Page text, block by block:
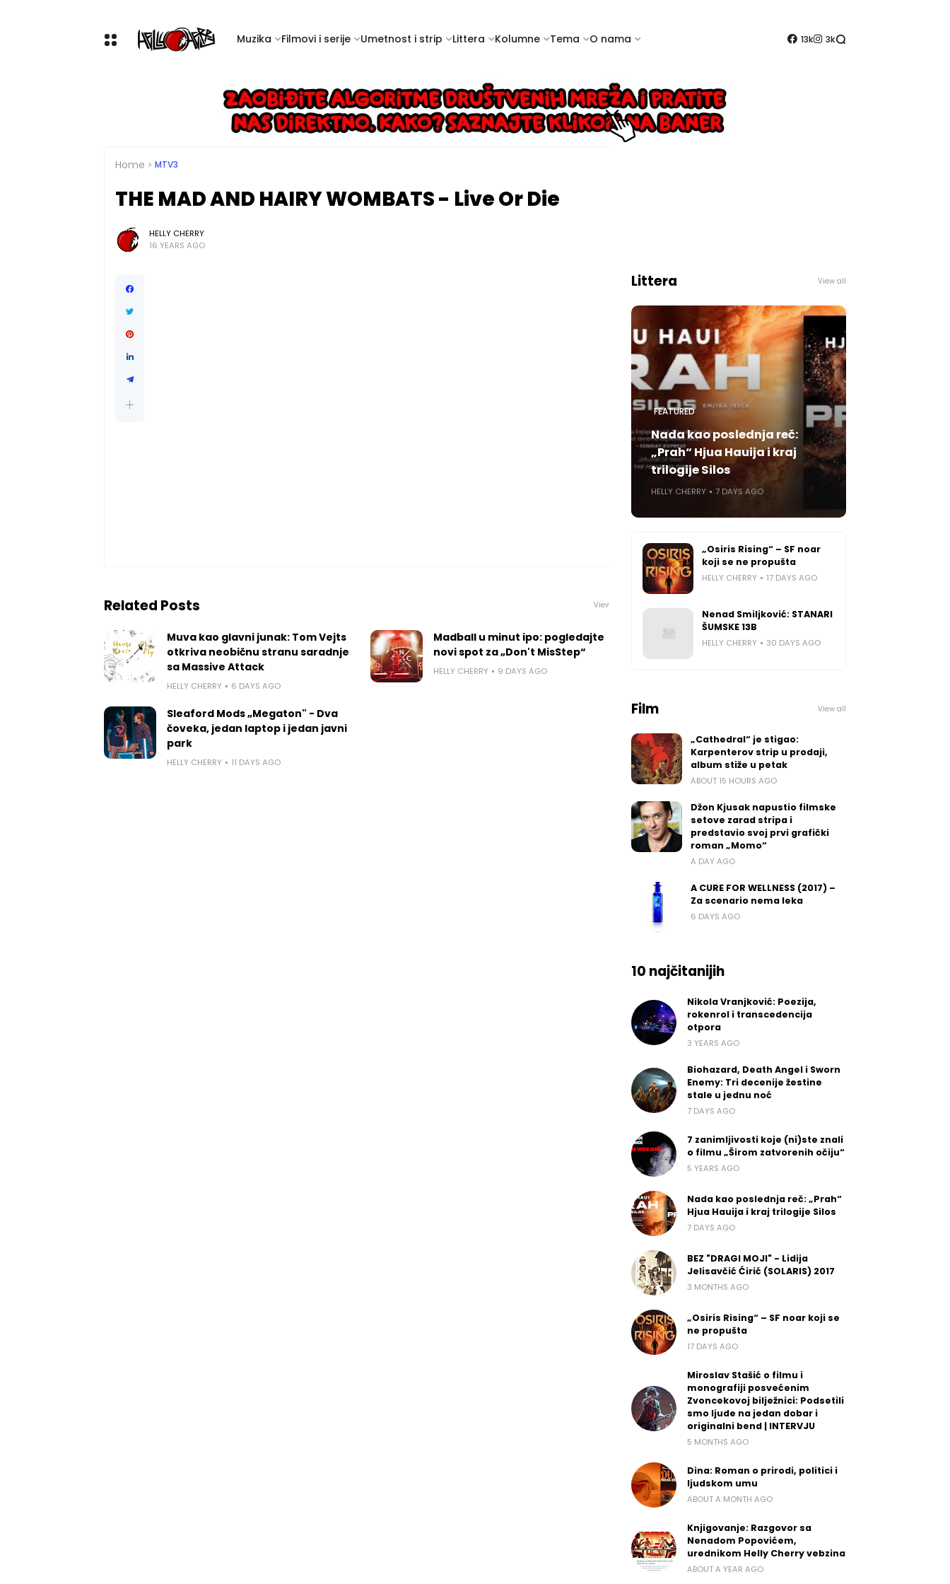
Muzika Filmovi i serije Umetnost i strip Littera Kolumne Tema O nama 13k 3k
Home MTV3
THE MAD AND HAIRY WOMBATS - Live Or Die
HELLY CHERRY
16 YEARS AGO
Related Posts View all
Muva kao glavni junak: Tom Vejts
otkriva neobičnu stranu saradnje
sa Massive Attack
HELLY CHERRY 6 DAYS AGO
Madball u minut ipo: pogledajte
novi spot za „Don't MisStep“
HELLY CHERRY 9 DAYS AGO
Sleaford Mods „Megaton" - Dva
čoveka, jedan laptop i jedan javni
park
HELLY CHERRY 11 DAYS AGO
Littera View all
FEATURED
Nada kao poslednja reč:
„Prah“ Hjua Hauija i kraj
trilogije Silos
HELLY CHERRY 7 DAYS AGO
„Osiris Rising“ – SF noar
koji se ne propušta
HELLY CHERRY 17 DAYS AGO
Nenad Smiljković: STANARI
ŠUMSKE 13B
HELLY CHERRY 30 DAYS AGO
Film View all
„Cathedral“ je stigao:
Karpenterov strip u prodaji,
album stiže u petak
ABOUT 15 HOURS AGO
Džon Kjusak napustio filmske
setove zarad stripa i
predstavio svoj prvi grafički
roman „Momo“
A DAY AGO
A CURE FOR WELLNESS (2017) –
Za scenario nema leka
6 DAYS AGO
10 najčitanijih
Nikola Vranjković: Poezija,
rokenrol i transcedencija
otpora
3 YEARS AGO
Biohazard, Death Angel i Sworn
Enemy: Tri decenije žestine
stale u jednu noć
7 DAYS AGO
7 zanimljivosti koje (ni)ste znali
o filmu „Širom zatvorenih očiju“
5 YEARS AGO
Nada kao poslednja reč: „Prah“
Hjua Hauija i kraj trilogije Silos
7 DAYS AGO
BEZ "DRAGI MOJI" - Lidija
Jelisavčić Ćirić (SOLARIS) 2017
3 MONTHS AGO
„Osiris Rising“ – SF noar koji se
ne propušta
17 DAYS AGO
Miroslav Stašić o filmu i
monografiji posvećenim
Zvoncekovoj bilježnici: Podsetili
smo ljude na jedan dobar i
originalni bend | INTERVJU
5 MONTHS AGO
Dina: Roman o prirodi, politici i
ljudskom umu
ABOUT A MONTH AGO
Knjigovanje: Razgovor sa
Nenadom Popovićem,
urednikom Helly Cherry vebzina
ABOUT A YEAR AGO